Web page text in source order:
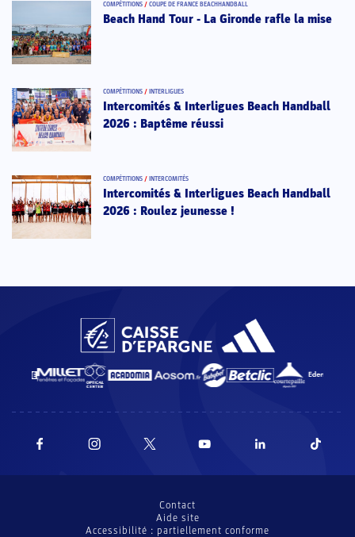
COMPÉTITIONS / COUPE DE FRANCE BEACHHANDBALL
Beach Hand Tour - La Gironde rafle la mise
COMPÉTITIONS / INTERLIGUES
Intercomités & Interligues Beach Handball
2026 : Baptême réussi
COMPÉTITIONS / INTERCOMITÉS
Intercomités & Interligues Beach Handball
2026 : Roulez jeunesse !
Contact
Aide site
Accessibilité : partiellement conforme